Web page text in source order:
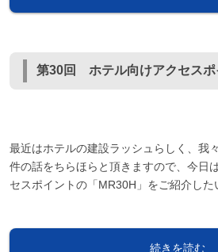
第30回 ホテル向けアクセスポ
最近はホテルの建設ラッシュらしく、我
件の話をちらほらと頂きますので、今日
セスポイントの「MR30H」をご紹介した
続きを読む